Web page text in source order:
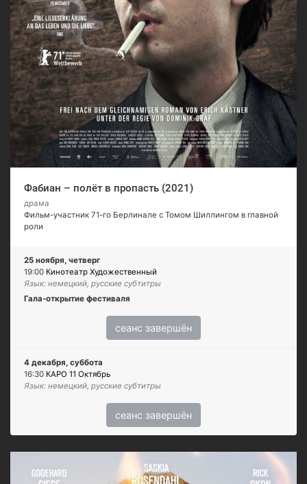
Фабиан – полёт в пропасть (2021)
драма
Фильм-участник 71-го Берлинале с Томом Шиллингом в главной
роли
25 ноября, четверг
19:00 Кинотеатр Художественный
Язык: немецкий, русские субтитры
Гала-открытие фестиваля
сеанс завершён
4 декабря, суббота
16:30 КАРО 11 Октябрь
Язык: немецкий, русские субтитры
сеанс завершён